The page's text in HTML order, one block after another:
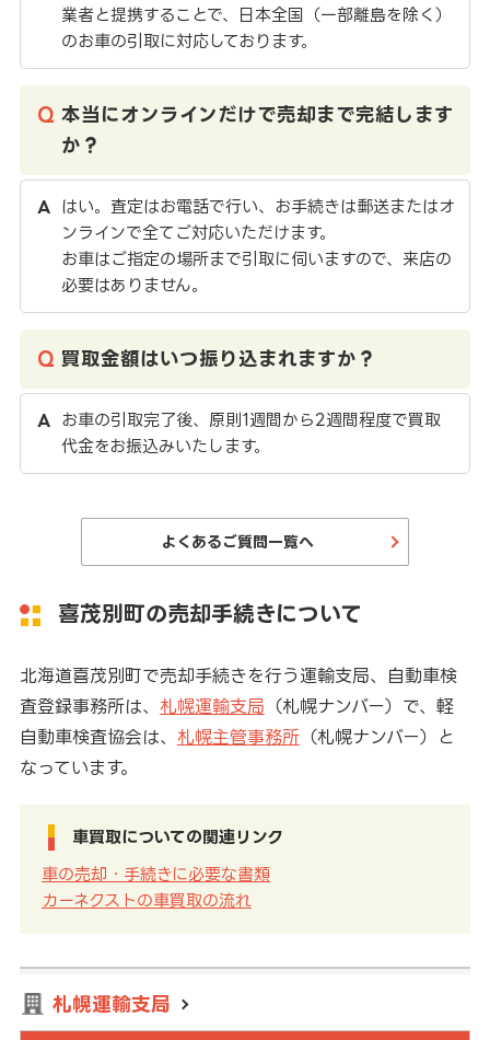
業者と提携することで、日本全国（一部離島を除く）
のお車の引取に対応しております。
本当にオンラインだけで売却まで完結します
か？
はい。査定はお電話で行い、お手続きは郵送またはオ
ンラインで全てご対応いただけます。
お車はご指定の場所まで引取に伺いますので、来店の
必要はありません。
買取金額はいつ振り込まれますか？
お車の引取完了後、原則1週間から2週間程度で買取
代金をお振込みいたします。
よくあるご質問一覧へ
喜茂別町の売却手続きについて
北海道喜茂別町で売却手続きを行う運輸支局、自動車検
査登録事務所は、 札幌運輸支局 （札幌ナンバー）で、軽
自動車検査協会は、 札幌主管事務所（札幌ナンバー）と
なっています。
車買取についての関連リンク
車の売却・手続きに必要な書類
カーネクストの車買取の流れ
札幌運輸支局